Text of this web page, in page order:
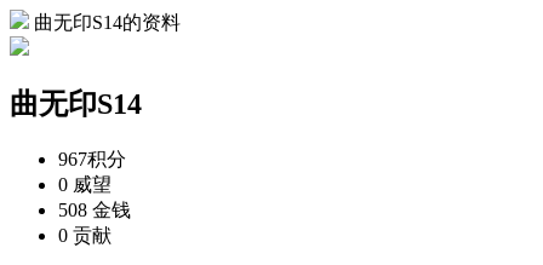
曲无印S14的资料
曲无印S14
967积分
0 威望
508 金钱
0 贡献